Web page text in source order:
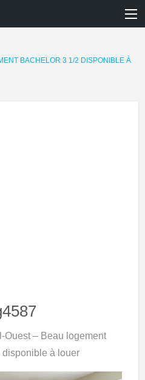
BACHELOR 3 1/2 DISPONIBLE À
– Beau logement
disponible à louer